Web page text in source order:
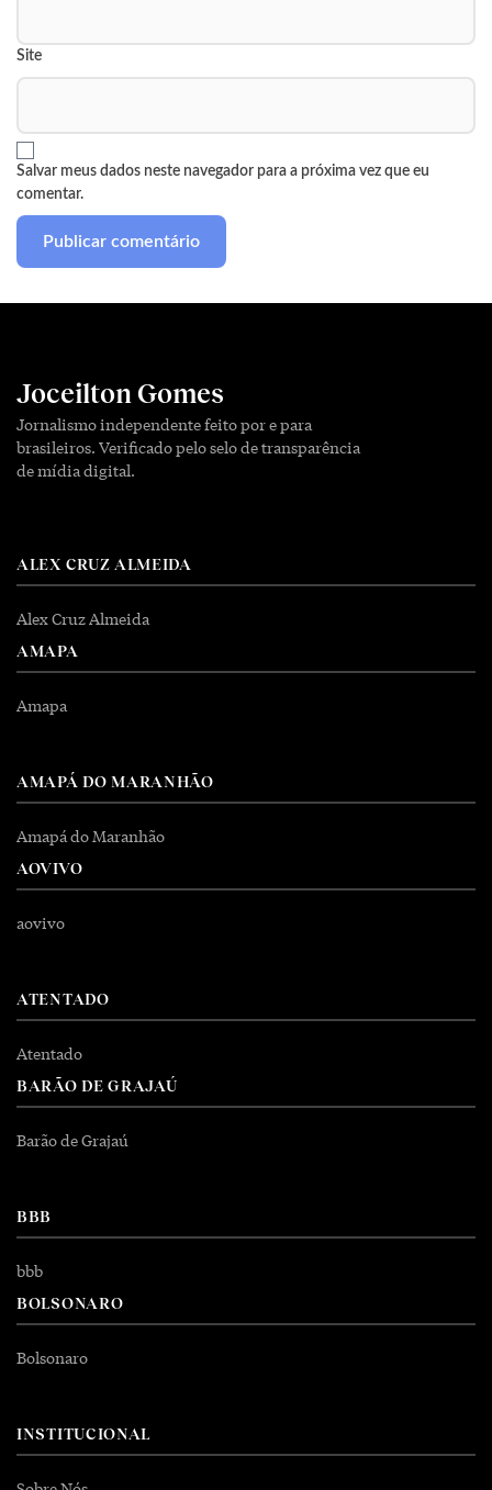
Site
Salvar meus dados neste navegador para a próxima vez que eu
comentar.
Joceilton Gomes
Jornalismo independente feito por e para
brasileiros. Verificado pelo selo de transparência
de mídia digital.
ALEX CRUZ ALMEIDA
Alex Cruz Almeida
AMAPA
Amapa
AMAPÁ DO MARANHÃO
Amapá do Maranhão
AOVIVO
aovivo
ATENTADO
Atentado
BARÃO DE GRAJAÚ
Barão de Grajaú
BBB
bbb
BOLSONARO
Bolsonaro
INSTITUCIONAL